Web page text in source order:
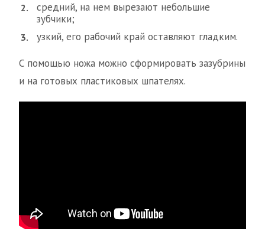
средний, на нем вырезают небольшие
зубчики;
узкий, его рабочий край оставляют гладким.
С помощью ножа можно сформировать зазубрины
и на готовых пластиковых шпателях.